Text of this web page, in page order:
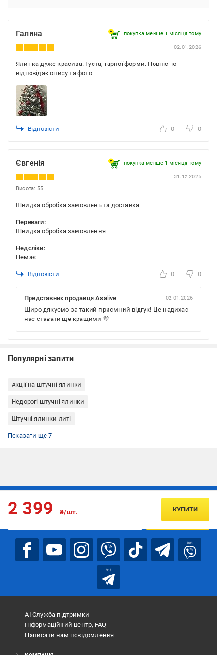
Галина покупка менше 1 місяця томy
02.01.2026
Ялинка дуже красива. Густа, гарної форми. Повністю
відповідає опису та фото.
Відповісти 0 0
Євгенія покупка менше 1 місяця томy
31.12.2025
Висота: 55
Швидка обробка замовлень та доставка
Переваги:
Швидка обробка замовлення
Недоліки:
Немає
Відповісти 0 0
Представник продавця Asalive 02.01.2026
Щиро дякуємо за такий приємний відгук! Це надихає
нас ставати ще кращими 💛
Популярні запити
Акції на штучні ялинки
Недорогі штучні ялинки
Штучні ялинки литі
Показати ще 7
2 399 ₴/шт. КУПИТИ
Підписуйтесь, щоб дізнаватись першим про акції та пропозиції
ПІДПИСАТИСЯ
bot
bot
АІ Служба підтримки
Інформаційний центр, FAQ
Написати нам повідомлення